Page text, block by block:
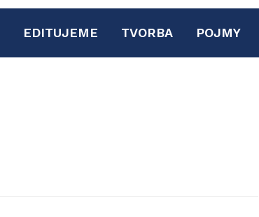
EDITUJEME TVORBA POJMY